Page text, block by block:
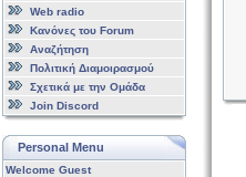
Web radio
Κανόνες του Forum
Αναζήτηση
Πολιτική Διαμοιρασμού
Σχετικά με την Ομάδα
Join Discord
Personal Menu
Welcome Guest